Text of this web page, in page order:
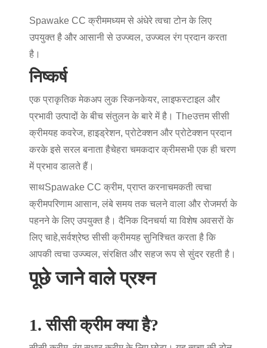
Spawake CC क्रीममध्यम से अंधेरे त्वचा टोन के लिए
उपयुक्त है और आसानी से उज्ज्वल, उज्ज्वल रंग प्रदान करता
है।
निष्कर्ष
एक प्राकृतिक मेकअप लुक स्किनकेयर, लाइफस्टाइल और
प्रभावी उत्पादों के बीच संतुलन के बारे में है। Theउत्तम सीसी
क्रीमयह कवरेज, हाइड्रेशन, प्रोटेक्शन और प्रोटेक्शन प्रदान
करके इसे सरल बनाता हैचेहरा चमकदार क्रीमसभी एक ही चरण
में प्रभाव डालते हैं।
साथSpawake CC क्रीम, प्राप्त करनाचमकती त्वचा
क्रीमपरिणाम आसान, लंबे समय तक चलने वाला और रोजमर्रा के
पहनने के लिए उपयुक्त है। दैनिक दिनचर्या या विशेष अवसरों के
लिए चाहे,सर्वश्रेष्ठ सीसी क्रीमयह सुनिश्चित करता है कि
आपकी त्वचा उज्ज्वल, संरक्षित और सहज रूप से सुंदर रहती है।
पूछे जाने वाले प्रश्न
1. सीसी क्रीम क्या है?